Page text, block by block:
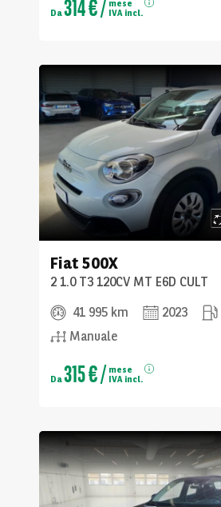
Da314 €/ mese
IVA incl.
Fiat 500X
2 1.0 T3 120CV MT E6D CULT
41 995 km
2023
Manuale
Da315 €/ mese
IVA incl.